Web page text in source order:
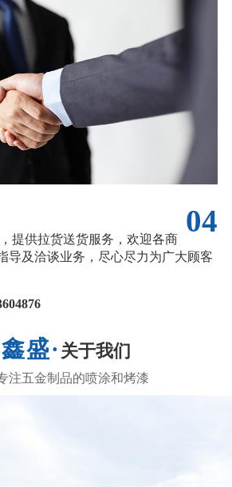
04
提供拉货送货服务，欢迎各商
导及洽谈业务，尽心尽力为广大顾客
关于我们